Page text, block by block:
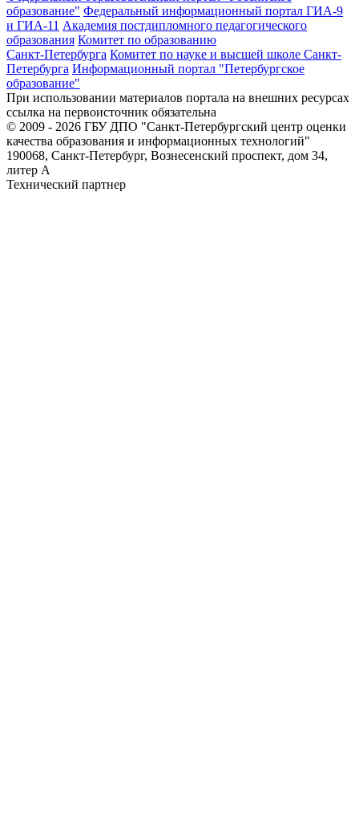
образование" Федеральный информационный портал ГИА-9
и ГИА-11 Академия постдипломного педагогического
образования Комитет по образованию
Санкт-Петербурга Комитет по науке и высшей школе Санкт-
Петербурга Информационный портал "Петербургское
образование"
При использовании материалов портала на внешних ресурсах
ссылка на первоисточник обязательна
© 2009 - 2026 ГБУ ДПО "Санкт-Петербургский центр оценки
качества образования и информационных технологий"
190068, Санкт-Петербург, Вознесенский проспект, дом 34,
литер А
Технический партнер